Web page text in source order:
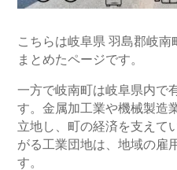
こちらは岐阜県 羽島郡岐
まとめたページです。
一方で岐南町は岐阜県内で
す。金属加工業や機械製造
立地し、町の経済を支えて
がる工業団地は、地域の雇
す。